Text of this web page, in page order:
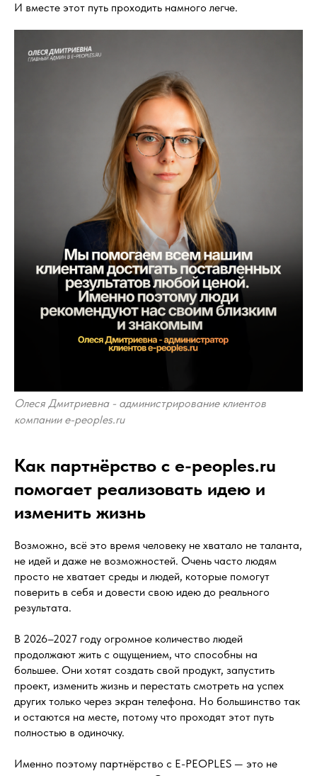
И вместе этот путь проходить намного легче.
Олеся Дмитриевна - администрирование клиентов
компании e-peoples.ru
Как партнёрство с e-peoples.ru
помогает реализовать идею и
изменить жизнь
Возможно, всё это время человеку не хватало не таланта,
не идей и даже не возможностей. Очень часто людям
просто не хватает среды и людей, которые помогут
поверить в себя и довести свою идею до реального
результата.
В 2026–2027 году огромное количество людей
продолжают жить с ощущением, что способны на
большее. Они хотят создать свой продукт, запустить
проект, изменить жизнь и перестать смотреть на успех
других только через экран телефона. Но большинство так
и остаются на месте, потому что проходят этот путь
полностью в одиночку.
Именно поэтому партнёрство с E-PEOPLES — это не